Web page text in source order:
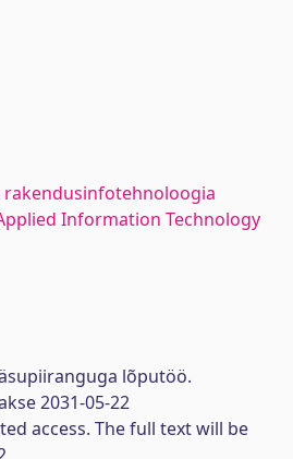
Information Technology
lõputöö.
2031-05-22
access. The full text will be